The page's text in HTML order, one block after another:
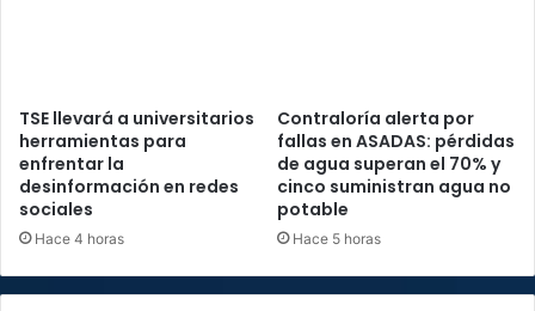
TSE llevará a universitarios
herramientas para
enfrentar la
desinformación en redes
sociales
Hace 4 horas
Contraloría alerta por
fallas en ASADAS: pérdidas
de agua superan el 70% y
cinco suministran agua no
potable
Hace 5 horas